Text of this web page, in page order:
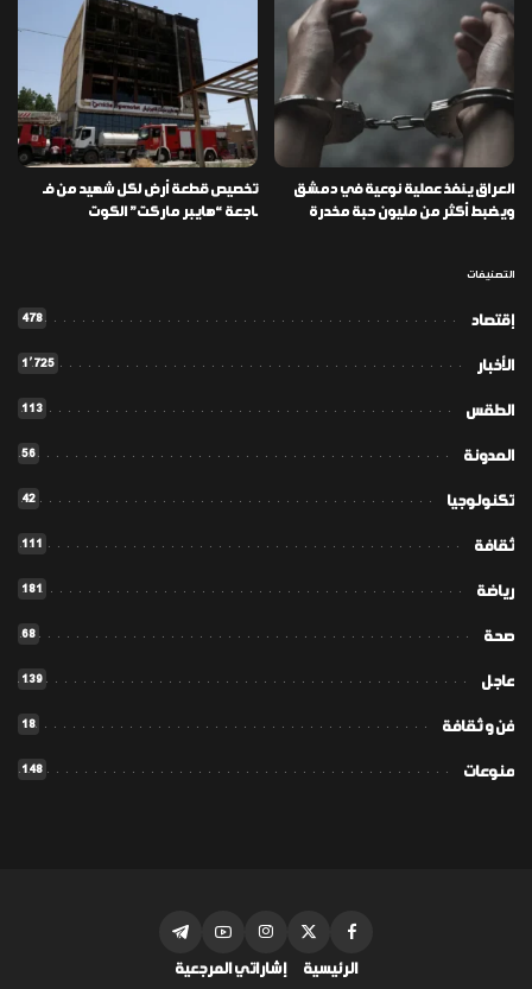
العراق ينفذ عملية نوعية في دمشق
ويضبط أكثر من مليون حبة مخدرة
تخصيص قطعة أرض لكل شهيد من فـ
ـاجعة “هايبر ماركت” الكوت
التصنيفات
إقتصاد 478
الأخبار 1٬725
الطقس 113
المدونة 56
تكنولوجيا 42
ثقافة 111
رياضة 181
صحة 68
عاجل 139
فن و ثقافة 18
منوعات 148
الرئيسية إشاراتي المرجعية